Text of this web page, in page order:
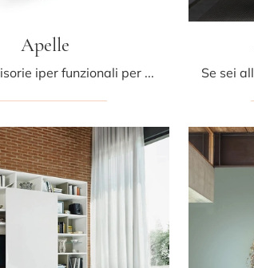
Apelle
Librerie divisorie iper funzionali per stanze design: ottieni informazioni sul modello Apelle del brand Midj!